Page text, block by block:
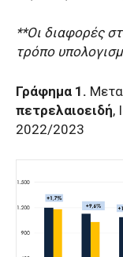
**Οι διαφορές
τρόπο
Γράφημα 1.
πετρελαιοειδή,
2022/2023